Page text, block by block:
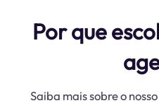
Por que
Saiba mais sobre o